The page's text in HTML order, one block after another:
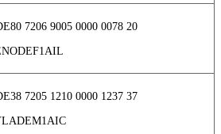
7206 9005 0000 0078 20
7205 1210 0000 1237 37